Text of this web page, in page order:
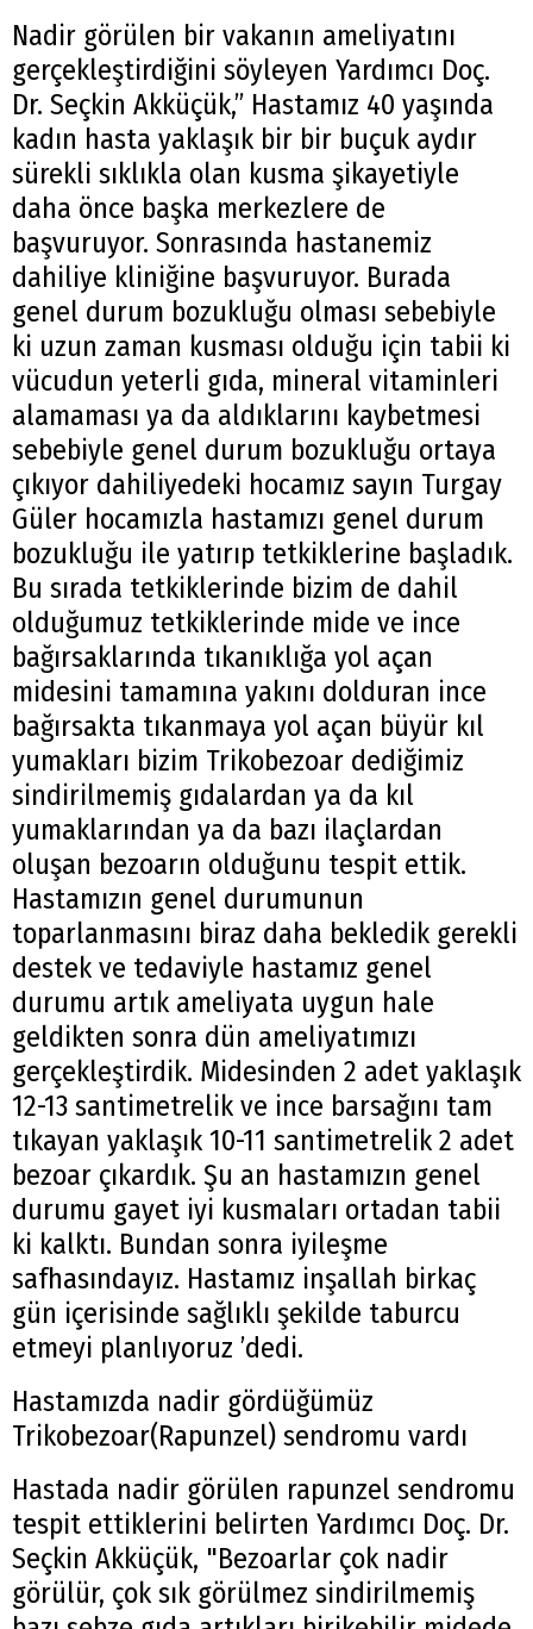
Nadir görülen bir vakanın ameliyatını
gerçekleştirdiğini söyleyen Yardımcı Doç.
Dr. Seçkin Akküçük,’’ Hastamız 40 yaşında
kadın hasta yaklaşık bir bir buçuk aydır
sürekli sıklıkla olan kusma şikayetiyle
daha önce başka merkezlere de
başvuruyor. Sonrasında hastanemiz
dahiliye kliniğine başvuruyor. Burada
genel durum bozukluğu olması sebebiyle
ki uzun zaman kusması olduğu için tabii ki
vücudun yeterli gıda, mineral vitaminleri
alamaması ya da aldıklarını kaybetmesi
sebebiyle genel durum bozukluğu ortaya
çıkıyor dahiliyedeki hocamız sayın Turgay
Güler hocamızla hastamızı genel durum
bozukluğu ile yatırıp tetkiklerine başladık.
Bu sırada tetkiklerinde bizim de dahil
olduğumuz tetkiklerinde mide ve ince
bağırsaklarında tıkanıklığa yol açan
midesini tamamına yakını dolduran ince
bağırsakta tıkanmaya yol açan büyür kıl
yumakları bizim Trikobezoar dediğimiz
sindirilmemiş gıdalardan ya da kıl
yumaklarından ya da bazı ilaçlardan
oluşan bezoarın olduğunu tespit ettik.
Hastamızın genel durumunun
toparlanmasını biraz daha bekledik gerekli
destek ve tedaviyle hastamız genel
durumu artık ameliyata uygun hale
geldikten sonra dün ameliyatımızı
gerçekleştirdik. Midesinden 2 adet yaklaşık
12-13 santimetrelik ve ince barsağını tam
tıkayan yaklaşık 10-11 santimetrelik 2 adet
bezoar çıkardık. Şu an hastamızın genel
durumu gayet iyi kusmaları ortadan tabii
ki kalktı. Bundan sonra iyileşme
safhasındayız. Hastamız inşallah birkaç
gün içerisinde sağlıklı şekilde taburcu
etmeyi planlıyoruz ’dedi.
Hastamızda nadir gördüğümüz
Trikobezoar(Rapunzel) sendromu vardı
Hastada nadir görülen rapunzel sendromu
tespit ettiklerini belirten Yardımcı Doç. Dr.
Seçkin Akküçük, "Bezoarlar çok nadir
görülür, çok sık görülmez sindirilmemiş